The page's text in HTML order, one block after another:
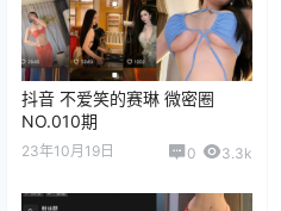
抖音 不爱笑的赛琳 微密圈
NO.010期
23年10月19日 0 3.3k